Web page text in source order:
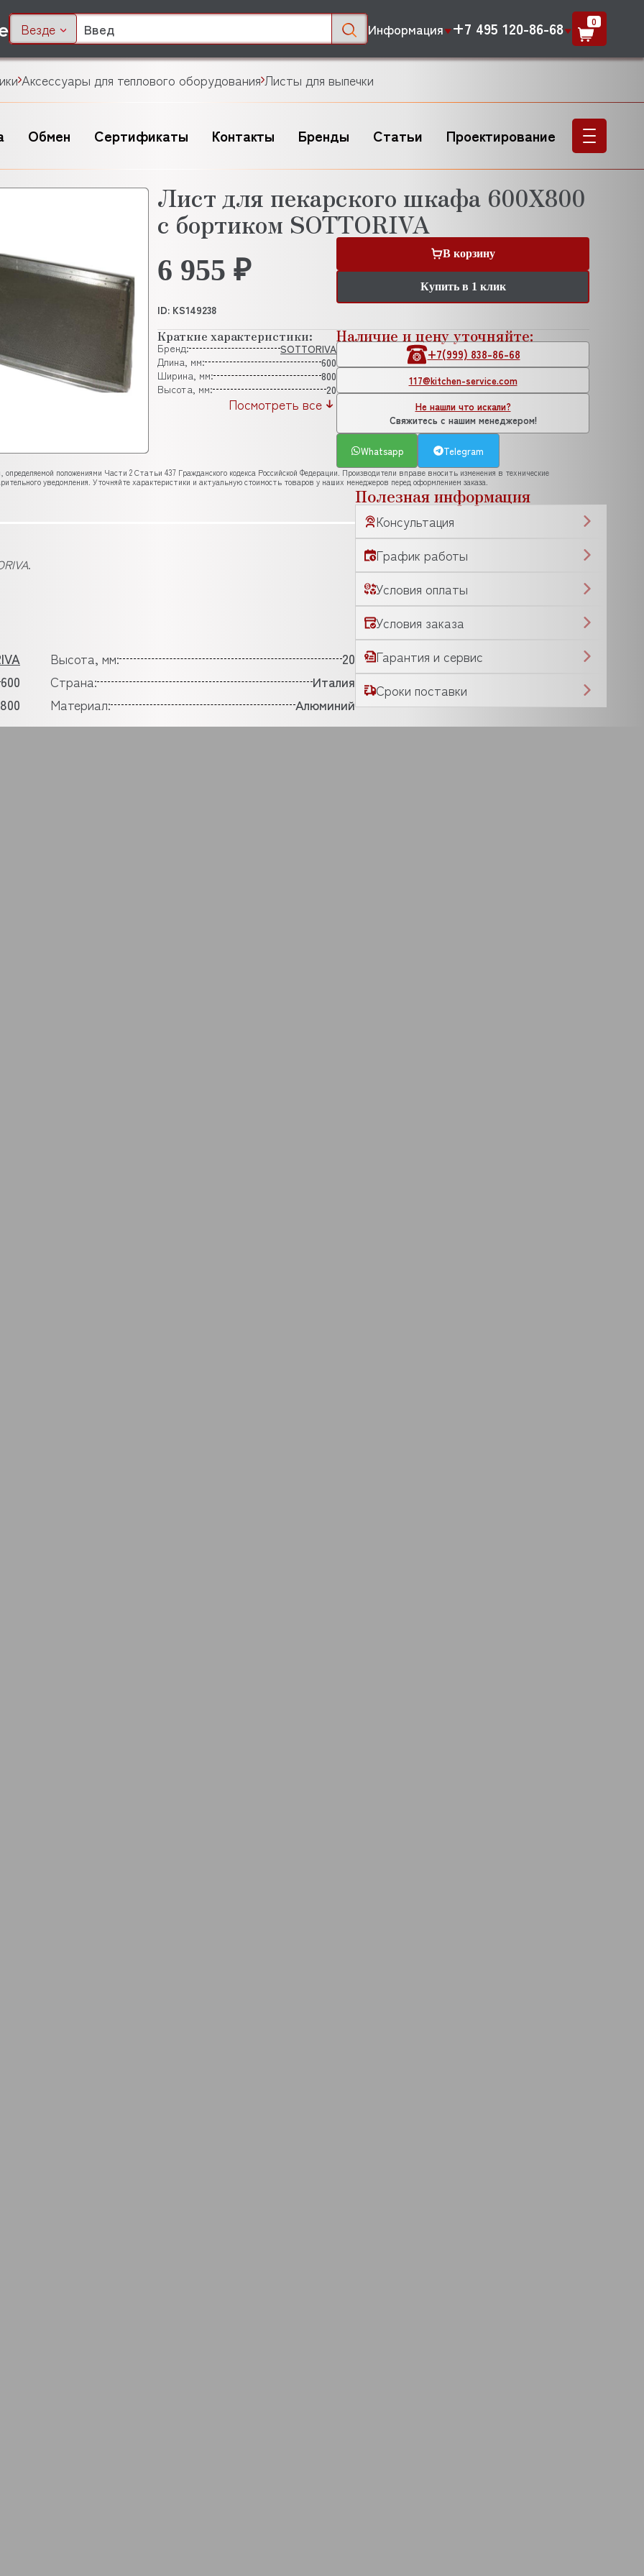
Везде Информация +7 495 120-86-68 0
Аксессуары для теплового оборудования Листы для выпечки
Обмен Сертификаты Контакты Бренды Статьи Проектирование
Лист для пекарского шкафа 600X800
с бортиком SOTTORIVA
6 955 ₽
В корзину
Купить в 1 клик
ID: KS149238
Краткие характеристики:
Бренд:
SOTTORIVA
Длина, мм:
600
Ширина, мм:
800
Высота, мм:
20
Посмотреть все
Наличие и цену уточняйте:
+7(999) 838-86-68
117@kitchen-service.com
Не нашли что искали?
Свяжитесь с нашим менеджером!
Whatsapp Telegram
положениями Части 2 Статьи 437 Гражданского кодекса Российской Федерации. Производители вправе вносить изменения в технические
уведомления. Уточняйте характеристики и актуальную стоимость товаров у наших менеджеров перед оформлением заказа.
.
Высота, мм:
20
600 Страна:
Италия
800 Материал: Алюминий
Полезная информация
Консультация
График работы
Условия оплаты
Условия заказа
Гарантия и сервис
Сроки поставки